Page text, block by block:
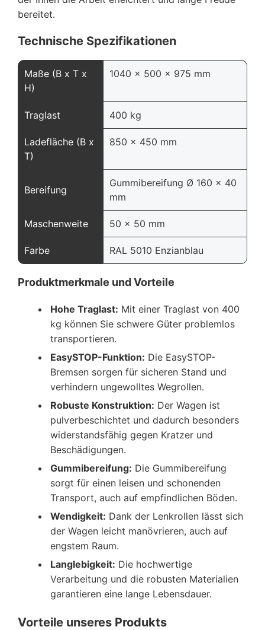
bereitet.
Technische Spezifikationen
Maße (B x T x
H)
1040 x 500 x 975 mm
Traglast 400 kg
Ladefläche (B x
T)
850 x 450 mm
Bereifung
Gummibereifung Ø 160 x 40
mm
Maschenweite 50 x 50 mm
Farbe RAL 5010 Enzianblau
Produktmerkmale und Vorteile
Hohe Traglast: Mit einer Traglast von 400
kg können Sie schwere Güter problemlos
transportieren.
EasySTOP-Funktion: Die EasySTOP-
Bremsen sorgen für sicheren Stand und
verhindern ungewolltes Wegrollen.
Robuste Konstruktion: Der Wagen ist
pulverbeschichtet und dadurch besonders
widerstandsfähig gegen Kratzer und
Beschädigungen.
Gummibereifung: Die Gummibereifung
sorgt für einen leisen und schonenden
Transport, auch auf empfindlichen Böden.
Wendigkeit: Dank der Lenkrollen lässt sich
der Wagen leicht manövrieren, auch auf
engstem Raum.
Langlebigkeit: Die hochwertige
Verarbeitung und die robusten Materialien
garantieren eine lange Lebensdauer.
Vorteile unseres Produkts